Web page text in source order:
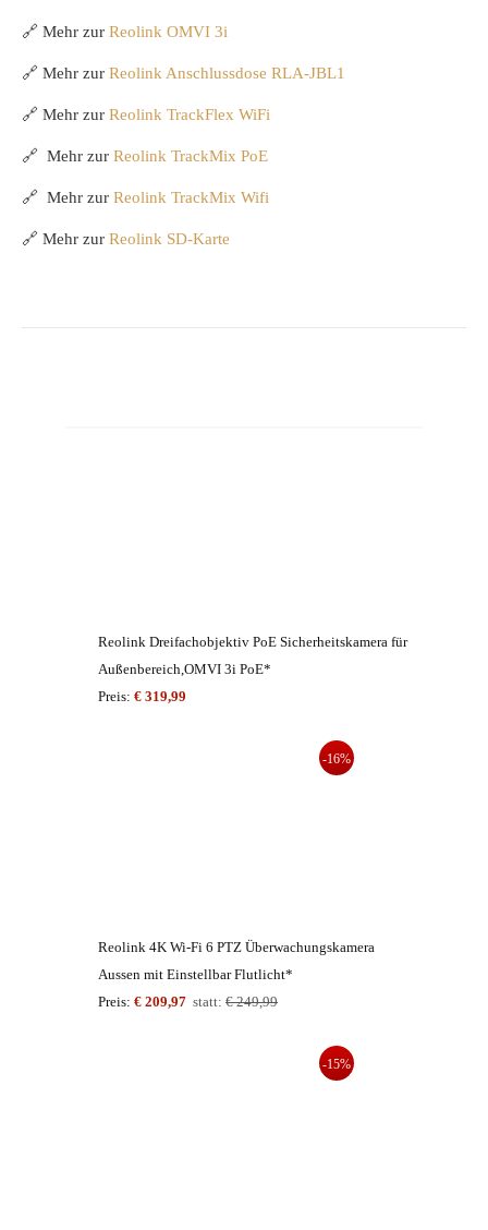
🔗 Mehr zur Reolink OMVI 3i
🔗 Mehr zur Reolink Anschlussdose RLA-JBL1
🔗 Mehr zur Reolink TrackFlex WiFi
🔗 Mehr zur Reolink TrackMix PoE
🔗 Mehr zur Reolink TrackMix Wifi
🔗 Mehr zur Reolink SD-Karte
Reolink Dreifachobjektiv PoE Sicherheitskamera für
Außenbereich,OMVI 3i PoE*
Preis: € 319,99
-16%
Reolink 4K Wi-Fi 6 PTZ Überwachungskamera
Aussen mit Einstellbar Flutlicht*
Preis: € 209,97 statt: € 249,99
-15%